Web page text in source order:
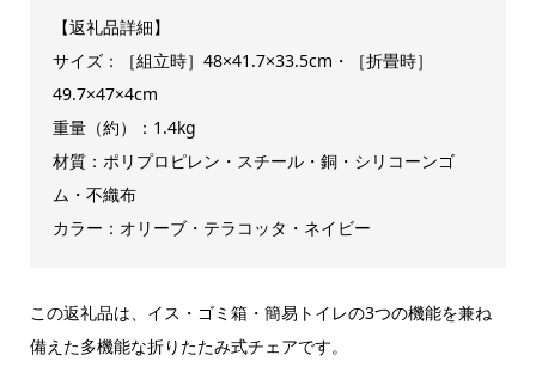
【返礼品詳細】
サイズ：［組立時］48×41.7×33.5cm・［折畳時］
49.7×47×4cm
重量（約）：1.4kg
材質：ポリプロピレン・スチール・銅・シリコーンゴ
ム・不織布
カラー：オリーブ・テラコッタ・ネイビー
この返礼品は、イス・ゴミ箱・簡易トイレの3つの機能を兼ね
備えた多機能な折りたたみ式チェアです。